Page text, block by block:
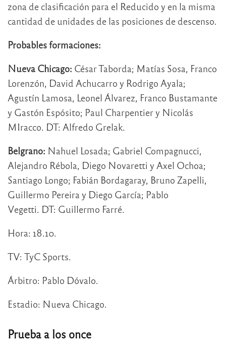
zona de clasificación para el Reducido y en la misma
cantidad de unidades de las posiciones de descenso.
Probables formaciones:
Nueva Chicago: César Taborda; Matías Sosa, Franco
Lorenzón, David Achucarro y Rodrigo Ayala;
Agustín Lamosa, Leonel Álvarez, Franco Bustamante
y Gastón Espósito; Paul Charpentier y Nicolás
MIracco. DT: Alfredo Grelak.
Belgrano: Nahuel Losada; Gabriel Compagnucci,
Alejandro Rébola, Diego Novaretti y Axel Ochoa;
Santiago Longo; Fabián Bordagaray, Bruno Zapelli,
Guillermo Pereira y Diego García; Pablo
Vegetti. DT: Guillermo Farré.
Hora: 18.10.
TV: TyC Sports.
Árbitro: Pablo Dóvalo.
Estadio: Nueva Chicago.
Prueba a los once